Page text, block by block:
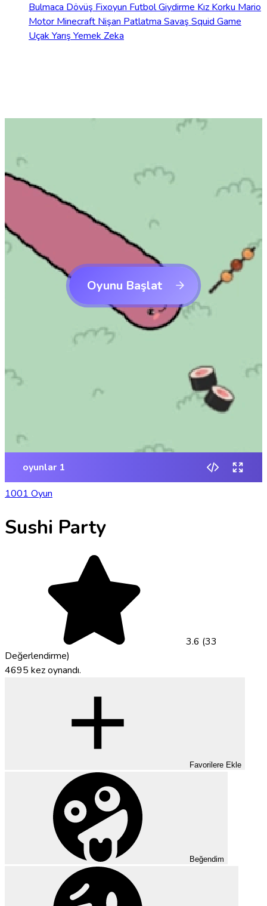
Bulmaca Dövüş Fixoyun FutbolGiydirme Kız Korku Mario
Motor Minecraft Nişan Patlatma Savaş Squid Game
Uçak Yarış Yemek Zeka
1001 Oyun
Sushi Party
3.6 (33
Değerlendirme)
4695 kez oynandı.
Favorilere Ekle
Beğendim